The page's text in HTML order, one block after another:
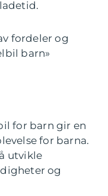
fordeler og
barn»
for barn gir en
for barna.
utvikle
og